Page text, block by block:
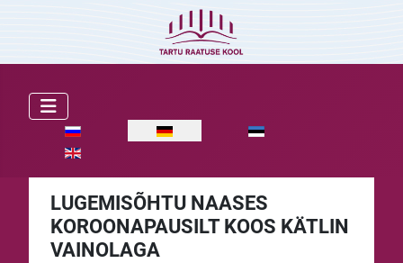
Sprache auswählen
LUGEMISÕHTU NAASES
KOROONAPAUSILT KOOS KÄTLIN
VAINOLAGA